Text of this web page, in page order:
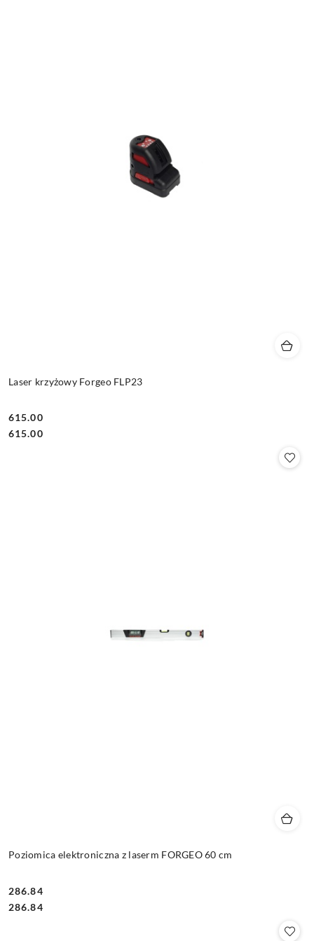
Laser krzyżowy Forgeo FLP23
Cena:
615.00
Cena:
615.00
Poziomica elektroniczna z laserm FORGEO 60 cm
Cena:
286.84
Cena:
286.84